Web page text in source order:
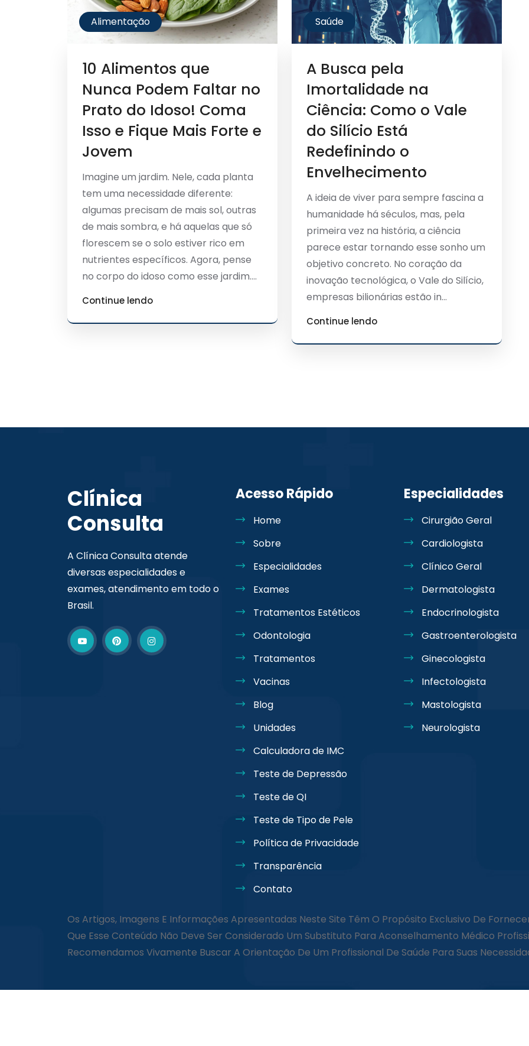
Alimentação
10 Alimentos que
Nunca Podem Faltar no
Prato do Idoso! Coma
Isso e Fique Mais Forte e
Jovem
Imagine um jardim. Nele, cada planta
tem uma necessidade diferente:
algumas precisam de mais sol, outras
de mais sombra, e há aquelas que só
florescem se o solo estiver rico em
nutrientes específicos. Agora, pense
no corpo do idoso como esse jardim....
Continue lendo
Saúde
A Busca pela
Imortalidade na
Ciência: Como o Vale
do Silício Está
Redefinindo o
Envelhecimento
A ideia de viver para sempre fascina a
humanidade há séculos, mas, pela
primeira vez na história, a ciência
parece estar tornando esse sonho um
objetivo concreto. No coração da
inovação tecnológica, o Vale do Silício,
empresas bilionárias estão in...
Continue lendo
Clínica
Consulta
A Clínica Consulta atende
diversas especialidades e
exames, atendimento em todo o
Brasil.
Acesso Rápido
Home
Sobre
Especialidades
Exames
Tratamentos Estéticos
Odontologia
Tratamentos
Vacinas
Blog
Unidades
Calculadora de IMC
Teste de Depressão
Teste de QI
Teste de Tipo de Pele
Política de Privacidade
Transparência
Contato
Especialidades
Cirurgião Geral
Cardiologista
Clínico Geral
Dermatologista
Endocrinologista
Gastroenterologista
Ginecologista
Infectologista
Mastologista
Neurologista
Os Artigos, Imagens E Informações Apresentadas Neste Site Têm O Propósito Exclusivo De
Que Esse Conteúdo Não Deve Ser Considerado Um Substituto Para Aconselhamento Médico
Recomendamos Vivamente Buscar A Orientação De Um Profissional De Saúde Para Suas